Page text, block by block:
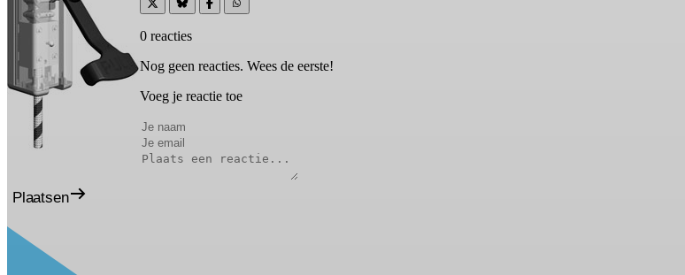
0 reacties
Nog geen reacties. Wees de eerste!
Voeg je reactie toe
Plaatsen